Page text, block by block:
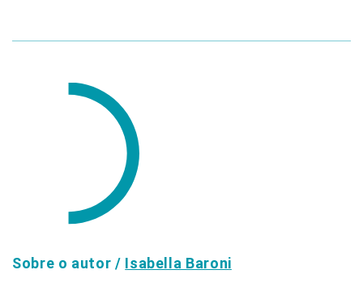
Sobre o autor / Isabella Baroni